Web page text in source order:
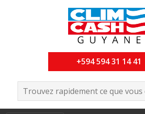
+594 594 31 14 41